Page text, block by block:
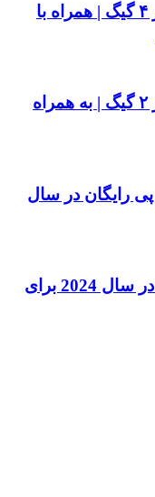
۱۰ بازی پیشنهادی برای رم زیر ۴ گیگ | همراه با
۱۰ بازی پیشنهادی برای رم زیر ۲ گیگ | به همراه
پی رایگان در سال
بهترین برنامه های دانلود انیمه در سال 2024 برای